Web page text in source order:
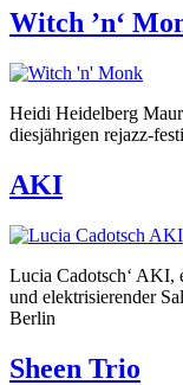
Witch ’n‘
Heidi Heidelberg
diesjährigen rejazz-
AKI
Lucia Cadotsch‘ AKI,
und elektrisierender
Berlin
Sheen Trio